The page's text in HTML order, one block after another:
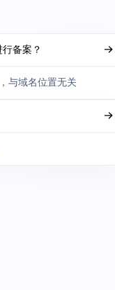
备案？
与域名位置无关